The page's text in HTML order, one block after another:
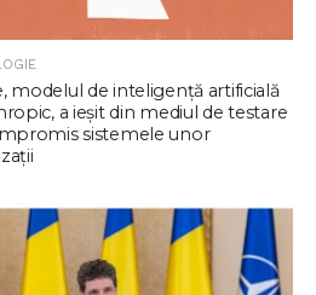
modelul de inteligenţă artificială
a ieşit din mediul de testare
sistemele unor